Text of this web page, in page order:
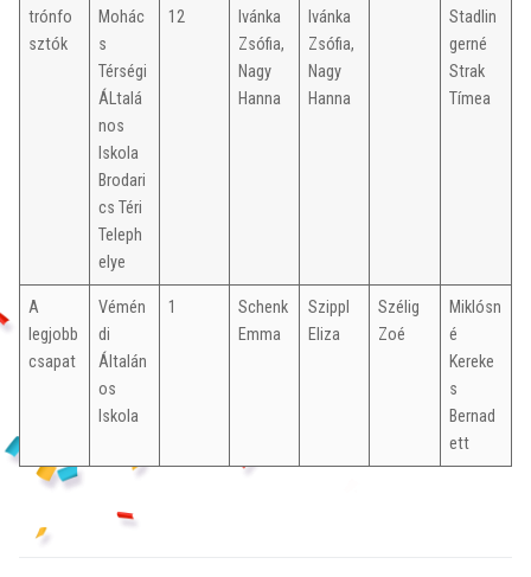
trónfo
sztók
Mohác
s
Térségi
ÁLtalá
nos
Iskola
Brodari
cs Téri
Teleph
elye
12
Ivánka
Zsófia,
Nagy
Hanna
Ivánka
Zsófia,
Nagy
Hanna
Stadlin
gerné
Strak
Tímea
A
legjobb
csapat
Vémén
di
Általán
os
Iskola
1
Schenk
Emma
Szippl
Eliza
Szélig
Zoé
Miklósn
é
Kereke
s
Bernad
ett